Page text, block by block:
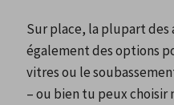
Sur place, la plupart des
également des options
vitres ou le
– ou bien tu peux